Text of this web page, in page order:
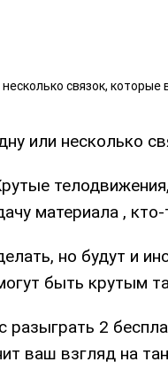
или несколько
материала ,
но будут и
быть крутым
2
ваш взгляд на